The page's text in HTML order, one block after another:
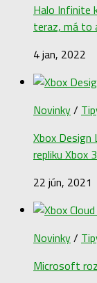
Halo Infinite
teraz, má to
4 jan, 2022
Novinky/
Xbox
repliku Xbox
22 jún, 2021
Novinky/
Microsoft